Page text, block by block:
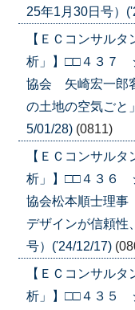
25年1月30日号）
【ＥＣコンサル
析」】□□４３７
協会 矢崎宏一郎
の土地の空気ごと
5/01/28) (0811)
【ＥＣコンサル
析」】□□４３６
協会松本順士理
デザインが信頼性
号）('24/12/17)
【ＥＣコンサル
析」】□□４３５